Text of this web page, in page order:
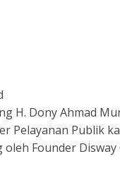
H. Dony Ahmad
Pelayanan Publik
Founder